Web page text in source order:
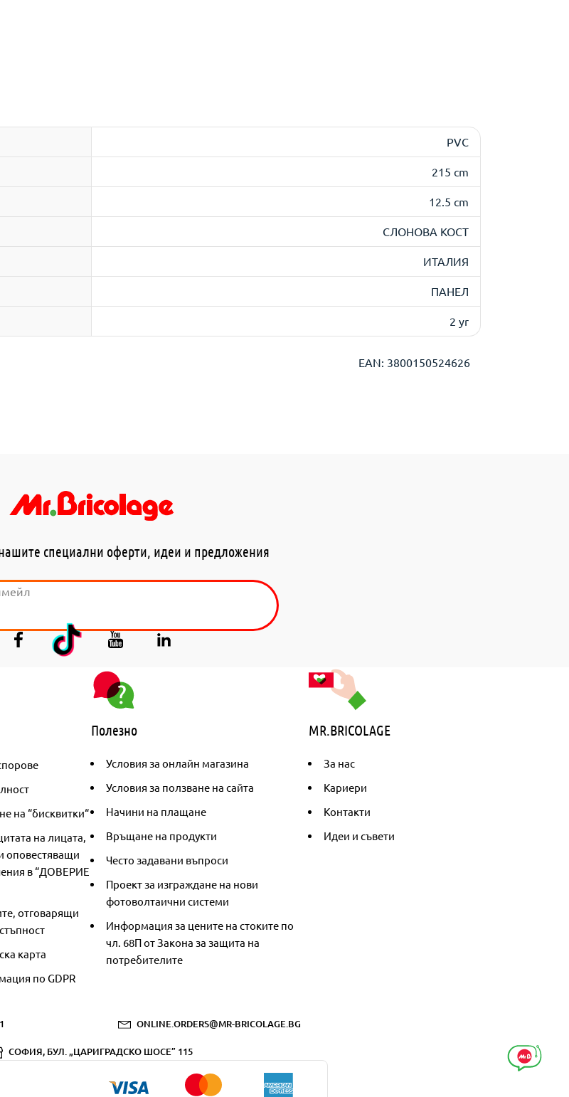
PVC
215 cm
12.5 cm
СЛОНОВА КОСТ
ИТАЛИЯ
ПАНЕЛ
2 yr
EAN: 3800150524626
специални оферти, идеи и предложения
на “бисквитки“
на лицата,
оповестяващи
в “ДОВЕРИЕ
отговарящи
карта
по GDPR
Полезно
Условия за онлайн магазина
Условия за ползване на сайта
Начини на плащане
Връщане на продукти
Често задавани въпроси
Проект за изграждане на нови
фотоволтаични системи
Информация за цените на стоките по
чл. 68П от Закона за защита на
потребителите
MR.BRICOLAGE
За нас
Кариери
Контакти
Идеи и съвети
ONLINE.ORDERS@MR-BRICOLAGE.BG
СОФИЯ, БУЛ. „ЦАРИГРАДСКО ШОСЕ” 115